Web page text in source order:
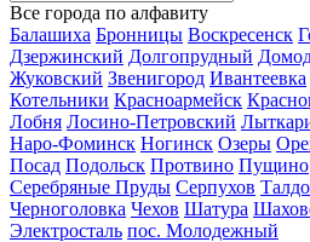
Все города по алфавиту
Балашиха Бронницы Воскресенск
Дзержинский Долгопрудный
Жуковский Звенигород Ивантеевка
Котельники Красноармейск
Лобня Лосино-Петровский
Наро-Фоминск Ногинск Озеры
Посад Подольск Протвино Пущино
Серебряные Пруды Серпухов
Черноголовка Чехов Шатура
Электросталь пос. Молодежный